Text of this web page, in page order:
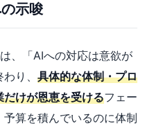
示唆
、「AIへの対応は意欲が
り、 具体的な体制・プロ
けが恩恵を受けるフェー
算を積んでいるのに体制